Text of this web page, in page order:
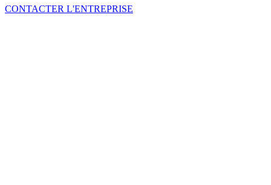
CONTACTER L'ENTREPRISE